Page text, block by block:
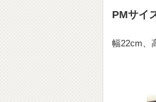
PMサイ
幅22cm、